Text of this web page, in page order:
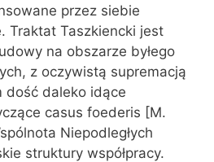
przez siebie
Traktat Taszkiencki jest
na obszarze byłego
z oczywistą supremacją
dość daleko idące
casus foederis [M.
Niepodległych
struktury współpracy.